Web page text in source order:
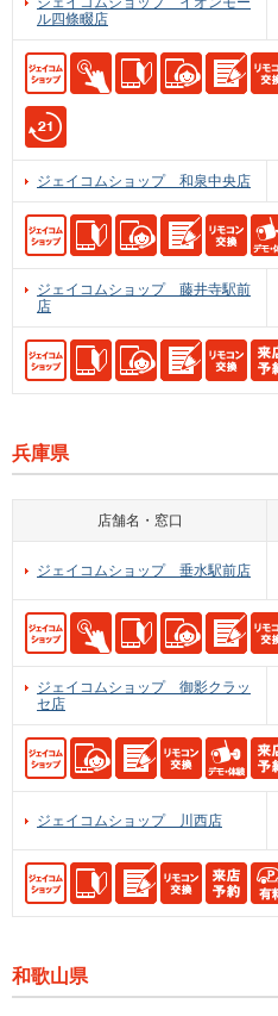
ル四條畷店
ジェイコムショップ 和泉中央店
ジェイコムショップ 藤井寺駅前
店
兵庫県
店舗名・窓口
ジェイコムショップ 垂水駅前店
ジェイコムショップ 御影クラッ
セ店
ジェイコムショップ 川西店
和歌山県